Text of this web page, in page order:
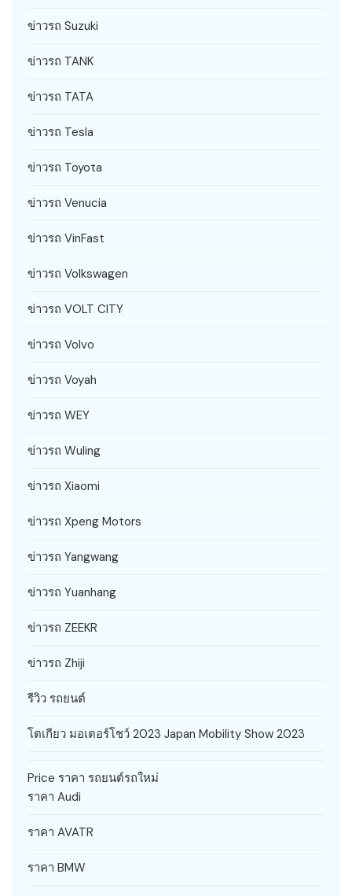
ข่าวรถ Suzuki
ข่าวรถ TANK
ข่าวรถ TATA
ข่าวรถ Tesla
ข่าวรถ Toyota
ข่าวรถ Venucia
ข่าวรถ VinFast
ข่าวรถ Volkswagen
ข่าวรถ VOLT CITY
ข่าวรถ Volvo
ข่าวรถ Voyah
ข่าวรถ WEY
ข่าวรถ Wuling
ข่าวรถ Xiaomi
ข่าวรถ Xpeng Motors
ข่าวรถ Yangwang
ข่าวรถ Yuanhang
ข่าวรถ ZEEKR
ข่าวรถ Zhiji
รีวิว รถยนต์
โตเกียว มอเตอร์โชว์ 2023 Japan Mobility Show 2023
Price ราคา รถยนต์รถใหม่
ราคา Audi
ราคา AVATR
ราคา BMW